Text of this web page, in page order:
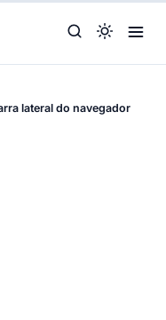
lateral do navegador